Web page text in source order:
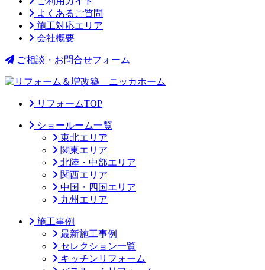
よくあるご質問
施工対応エリア
会社概要
ご相談・お問合せフォーム
リフォームTOP
ショールーム一覧
東北エリア
関東エリア
北陸・中部エリア
関西エリア
中国・四国エリア
九州エリア
施工事例
最新施工事例
セレクション一覧
キッチンリフォーム